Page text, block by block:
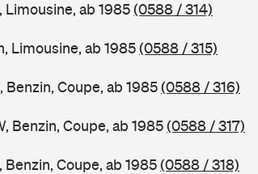
Limousine, ab 1985(0588 / 314)
Limousine, ab 1985(0588 / 315)
Benzin, Coupe, ab 1985(0588 / 316)
Benzin, Coupe, ab 1985(0588 / 317)
Coupe, ab 1985(0588 / 318)